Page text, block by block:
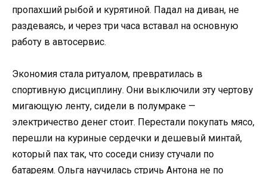
пропахший рыбой и курятиной. Падал на диван, не
раздеваясь, и через три часа вставал на основную
работу в автосервис.
Экономия стала ритуалом, превратилась в
спортивную дисциплину. Они выключили эту чертову
мигающую ленту, сидели в полумраке —
электричество денег стоит. Перестали покупать мясо,
перешли на куриные сердечки и дешевый минтай,
который пах так, что соседи снизу стучали по
батареям. Ольга научилась стричь Антона не по